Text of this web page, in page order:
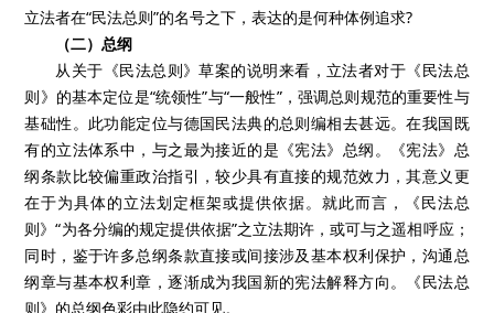
立法者在“民法总则”的名号之下，表达的是何种体例追求?
（二）总纲
从关于《民法总则》草案的说明来看，立法者对于《民法总
则》的基本定位是“统领性”与“一般性”，强调总则规范的重要性与
基础性。此功能定位与德国民法典的总则编相去甚远。在我国既
有的立法体系中，与之最为接近的是《宪法》总纲。《宪法》总
纲条款比较偏重政治指引，较少具有直接的规范效力，其意义更
在于为具体的立法划定框架或提供依据。就此而言，《民法总
则》“为各分编的规定提供依据”之立法期许，或可与之遥相呼应；
同时，鉴于许多总纲条款直接或间接涉及基本权利保护，沟通总
纲章与基本权利章，逐渐成为我国新的宪法解释方向。《民法总
则》的总纲色彩由此隐约可见。